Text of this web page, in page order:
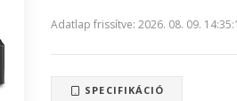
Adatlap frissítve: 2026. 08. 09.
SPECIFIKÁCIÓ